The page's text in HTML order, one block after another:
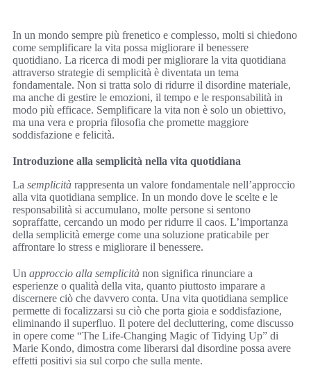
In un mondo sempre più frenetico e complesso, molti si chiedono
come semplificare la vita possa migliorare il benessere
quotidiano. La ricerca di modi per migliorare la vita quotidiana
attraverso strategie di semplicità è diventata un tema
fondamentale. Non si tratta solo di ridurre il disordine materiale,
ma anche di gestire le emozioni, il tempo e le responsabilità in
modo più efficace. Semplificare la vita non è solo un obiettivo,
ma una vera e propria filosofia che promette maggiore
soddisfazione e felicità.
Introduzione alla semplicità nella vita quotidiana
La semplicità rappresenta un valore fondamentale nell’approccio
alla vita quotidiana semplice. In un mondo dove le scelte e le
responsabilità si accumulano, molte persone si sentono
sopraffatte, cercando un modo per ridurre il caos. L’importanza
della semplicità emerge come una soluzione praticabile per
affrontare lo stress e migliorare il benessere.
Un approccio alla semplicità non significa rinunciare a
esperienze o qualità della vita, quanto piuttosto imparare a
discernere ciò che davvero conta. Una vita quotidiana semplice
permette di focalizzarsi su ciò che porta gioia e soddisfazione,
eliminando il superfluo. Il potere del decluttering, come discusso
in opere come “The Life-Changing Magic of Tidying Up” di
Marie Kondo, dimostra come liberarsi dal disordine possa avere
effetti positivi sia sul corpo che sulla mente.